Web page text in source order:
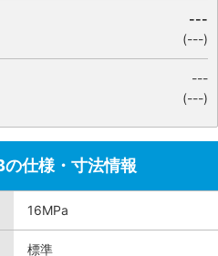
---
(---)
---
(---)
仕様・寸法情報
16MPa
標準